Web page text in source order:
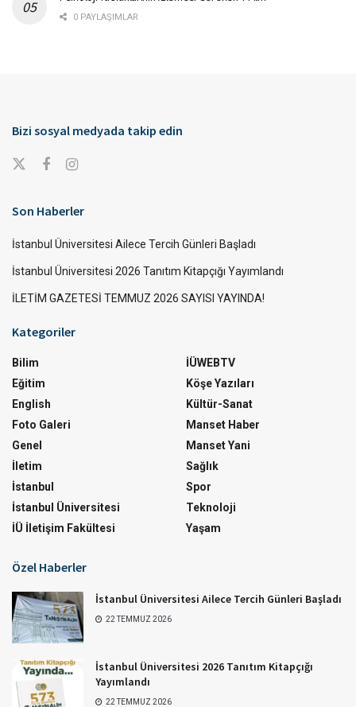
0 PAYLAŞIMLAR
Bizi sosyal medyada takip edin
Son Haberler
İstanbul Üniversitesi Ailece Tercih Günleri Başladı
İstanbul Üniversitesi 2026 Tanıtım Kitapçığı Yayımlandı
İLETİM GAZETESİ TEMMUZ 2026 SAYISI YAYINDA!
Kategoriler
Bilim
Eğitim
English
Foto Galeri
Genel
İletim
İstanbul
İstanbul Üniversitesi
İÜ İletişim Fakültesi
İÜWEBTV
Köşe Yazıları
Kültür-Sanat
Manset Haber
Manset Yani
Sağlık
Spor
Teknoloji
Yaşam
Özel Haberler
İstanbul Üniversitesi Ailece Tercih Günleri Başladı
22 TEMMUZ 2026
İstanbul Üniversitesi 2026 Tanıtım Kitapçığı
Yayımlandı
22 TEMMUZ 2026